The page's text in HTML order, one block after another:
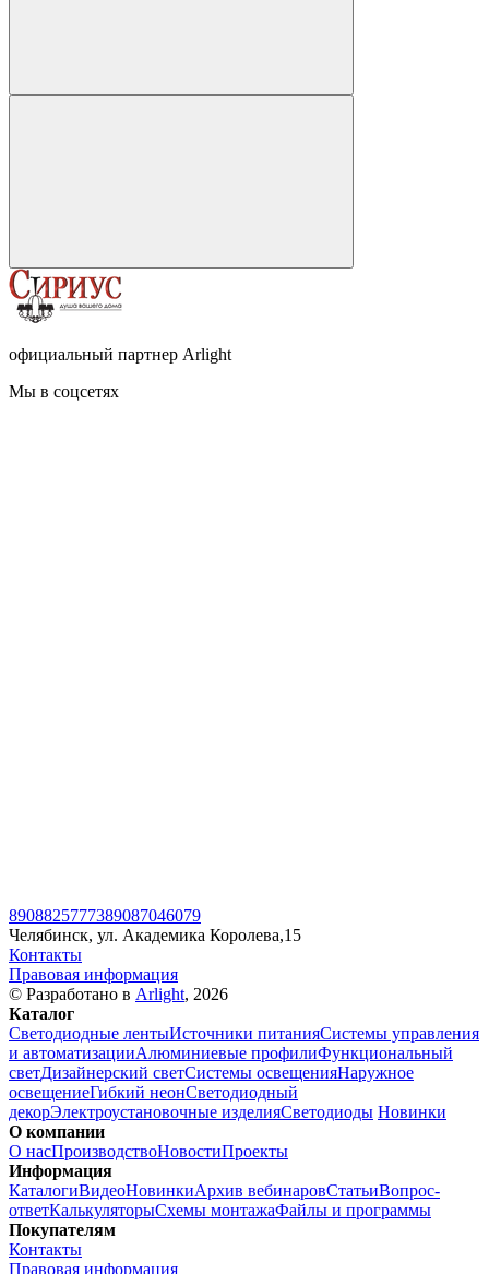
официальный партнер Arlight
Мы в соцсетях
8908825777389087046079
Челябинск, ул. Академика Королева,15
Контакты
Правовая информация
© Разработано в Arlight, 2026
Каталог
Светодиодные лентыИсточники питанияСистемы управления
и автоматизацииАлюминиевые профилиФункциональный
светДизайнерский светСистемы освещенияНаружное
освещениеГибкий неонСветодиодный
декорЭлектроустановочные изделияСветодиоды Новинки
О компании
О насПроизводствоНовостиПроекты
Информация
КаталогиВидеоНовинкиАрхив вебинаровСтатьиВопрос-
ответКалькуляторыСхемы монтажаФайлы и программы
Покупателям
Контакты
Правовая информация